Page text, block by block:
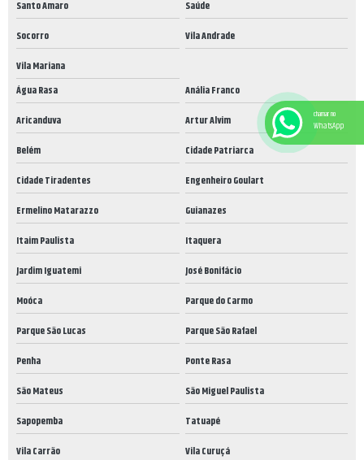
Santo Amaro
Saúde
Socorro
Vila Andrade
Vila Mariana
Água Rasa
Anália Franco
Aricanduva
Artur Alvim
Belém
Cidade Patriarca
Cidade Tiradentes
Engenheiro Goulart
Ermelino Matarazzo
Guianazes
Itaim Paulista
Itaquera
Jardim Iguatemi
José Bonifácio
Moóca
Parque do Carmo
Parque São Lucas
Parque São Rafael
Penha
Ponte Rasa
São Mateus
São Miguel Paulista
Sapopemba
Tatuapé
Vila Carrão
Vila Curuçá
chamar no
WhatsApp